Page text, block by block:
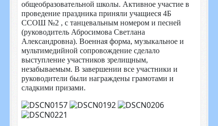
общеобразовательной школы. Активное участие в
проведение праздника приняли учащиеся 4Б
ССОШ №2 , с танцевальным номером и песней
(руководитель Абросимова Светлана
Александровна). Военная форма, музыкальное и
мультимедийной сопровождение сделало
выступление участников зрелищным,
незабываемым. В завершении все участники и
руководители были награждены грамотами и
сладкими призами.